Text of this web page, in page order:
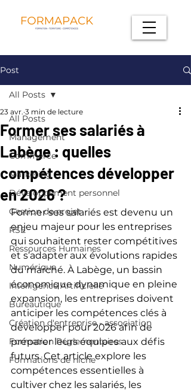
Post
All Posts
Management
Commerce
Marketing
Développement personnel
Gestion de projet
RSE
Ressources Humaines
Numérique
Intelligence Artificielle
Bureautique
Création d'entreprise - association
Formation Réglementaires
Formations de niche
All Posts
Former ses salariés à
Labège : quelles
compétences développer
en 2026 ?
23 avr. 3 min de lecture
Former ses salariés est devenu un
enjeu majeur pour les entreprises
qui souhaitent rester compétitives
et s’adapter aux évolutions rapides
du marché. À Labège, un bassin
économique dynamique en pleine
expansion, les entreprises doivent
anticiper les compétences clés à
développer pour 2026 afin de
préparer leurs équipes aux défis
futurs. Cet article explore les
compétences essentielles à
cultiver chez les salariés, les